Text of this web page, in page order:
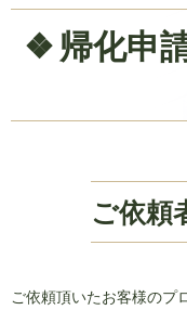
帰化申
ご依頼
ご依頼頂いたお客様のプ